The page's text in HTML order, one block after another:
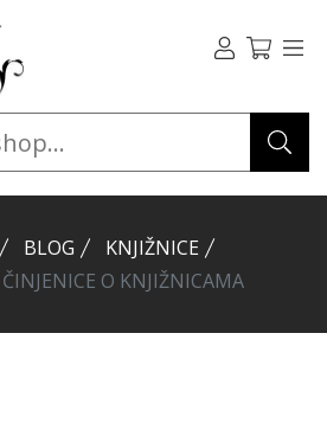
BLOG
KNJIŽNICE
O KNJIŽNICAMA